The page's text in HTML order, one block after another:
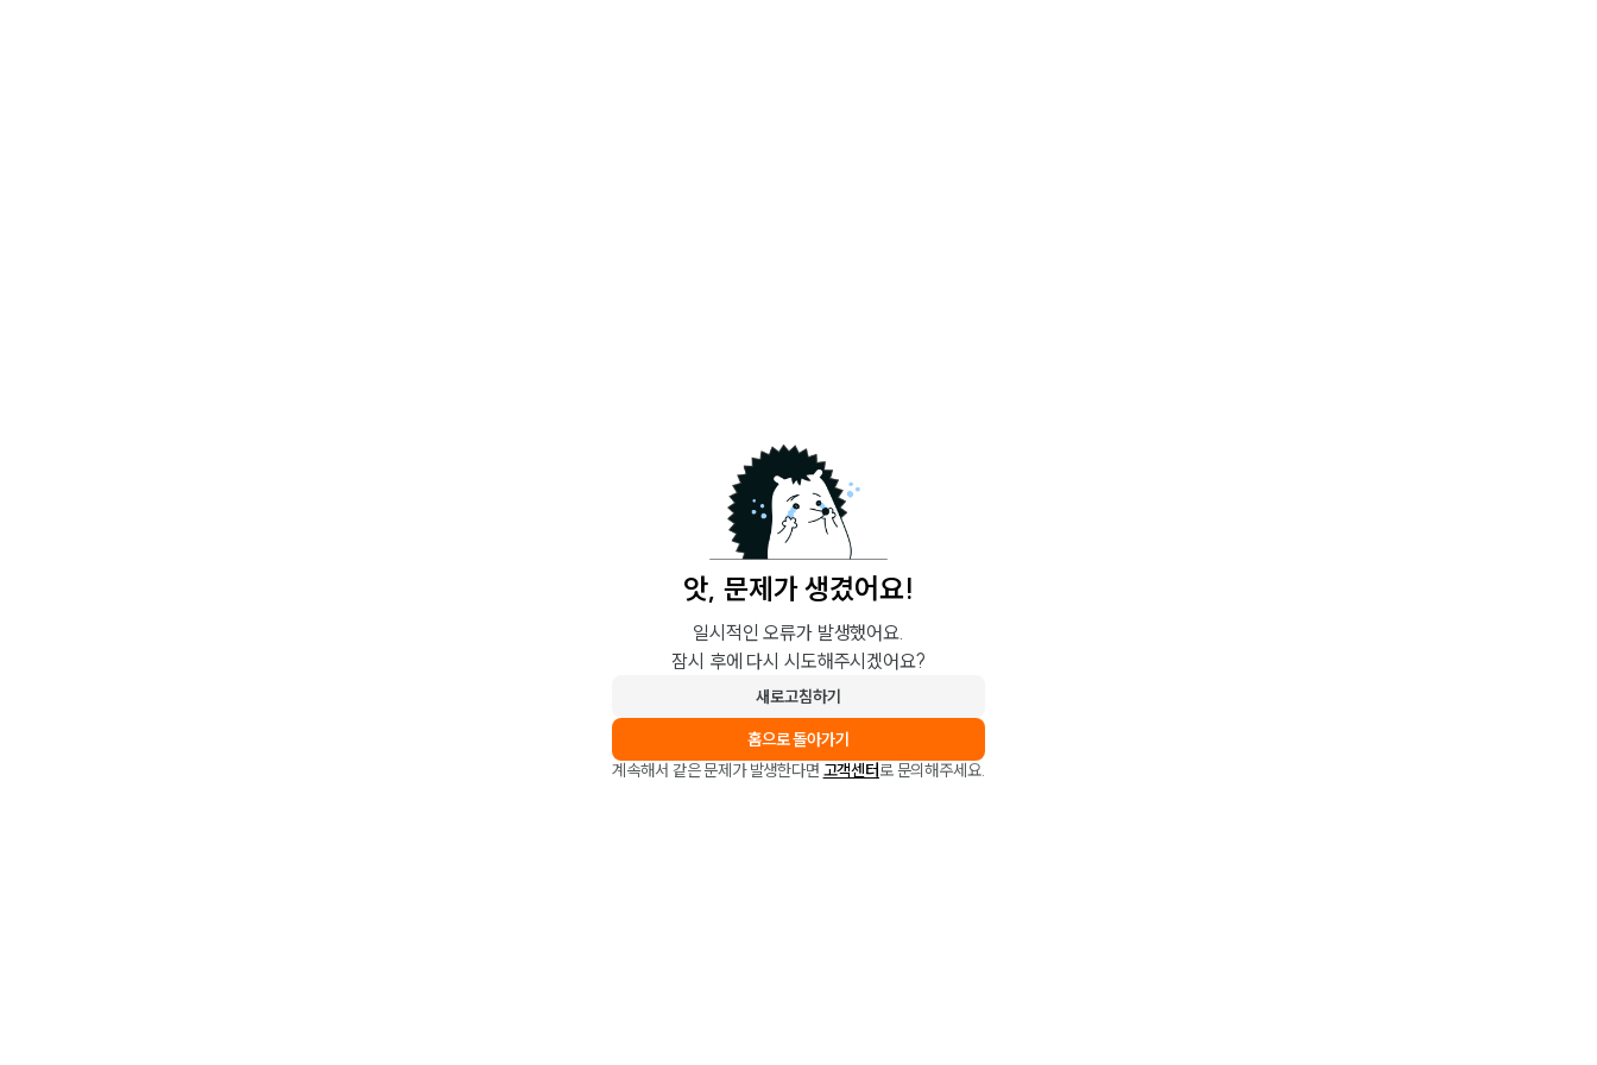
앗, 문제가 생겼어요!
일시적인 오류가 발생했어요.
잠시 후에 다시 시도해주시겠어요?
새로고침하기
홈으로 돌아가기
계속해서 같은 문제가 발생한다면 고객센터로 문의해주세요.